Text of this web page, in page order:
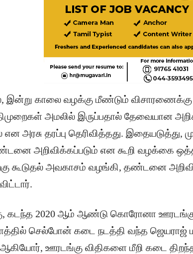
இன்று காலை வழக்கு மீண்டும்
அமலில் இருப்பதால் தேவையான
என அரசு தரப்பு தெரிவித்தது. இதையடுத்து,
அறிவிக்கப்படும் என கூறி வழக்கை
கூடுதல் அவகாசம் வழங்கி, தண்டனை
கடந்த 2020 ஆம் ஆண்டு கொரோனா ஊரடங்கு
செல்போன் கடை நடத்தி வந்த ஜெயராஜ்
ஊரடங்கு விதிகளை மீறி கடை